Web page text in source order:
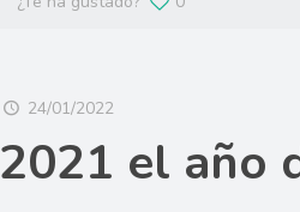
24/01/2022
2021 el año